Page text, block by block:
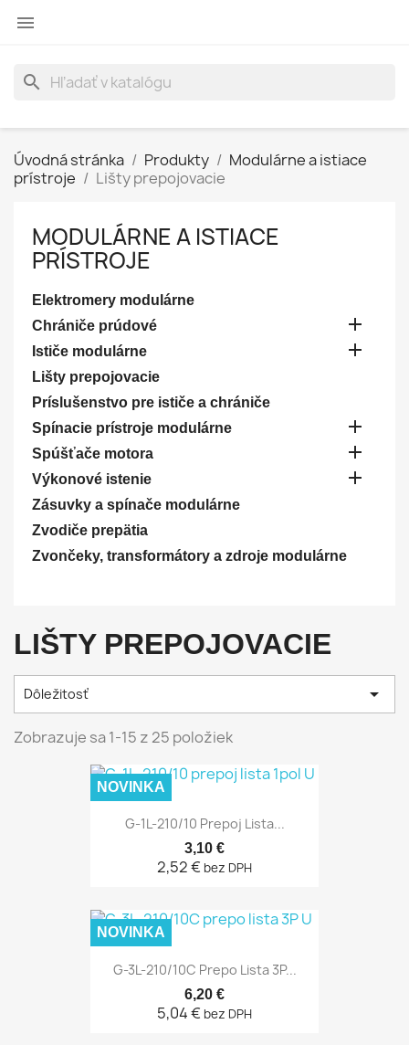

search
Úvodná stránka Produkty
Modulárne a istiace
prístroje
Lišty prepojovacie
MODULÁRNE A ISTIACE
PRÍSTROJE
Elektromery modulárne
Chrániče prúdové

Ističe modulárne 
Lišty prepojovacie
Príslušenstvo pre ističe a chrániče
Spínacie prístroje modulárne

Spúšťače motora 
Výkonové istenie 
Zásuvky a spínače modulárne
Zvodiče prepätia
Zvončeky, transformátory a zdroje modulárne
LIŠTY PREPOJOVACIE
Dôležitosť 
Zobrazuje sa 1-15 z 25 položiek
G-1L-210/10 Prepoj Lista...
3,10 €
2,52 € bez DPH
NOVINKA
G-3L-210/10C Prepo Lista 3P...
6,20 €
5,04 € bez DPH
NOVINKA